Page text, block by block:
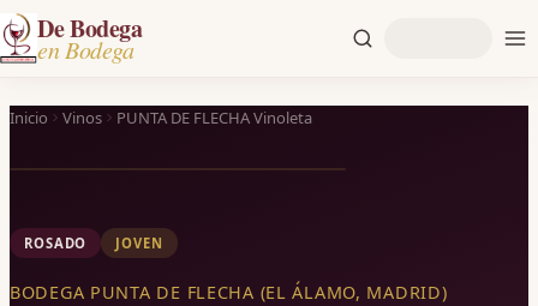
De Bodega
en Bodega
Inicio Vinos PUNTA DE FLECHA Vinoleta
ROSADO JOVEN
BODEGA PUNTA DE FLECHA (EL ÁLAMO, MADRID)